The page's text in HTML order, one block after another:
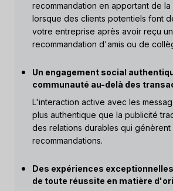
recommandation en apportant de
lorsque des clients potentiels font
votre entreprise après avoir reçu
recommandation d'amis ou de
Un engagement social
communauté au-delà des
L'interaction active avec les
plus authentique que la publicité
des relations durables qui génèrent
recommandations.
Des expériences
de toute réussite en matière